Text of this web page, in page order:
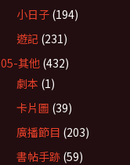
小日子 (194)
遊記 (231)
05-其他 (432)
劇本 (1)
卡片圖 (39)
廣播節目 (203)
書帖手跡 (59)